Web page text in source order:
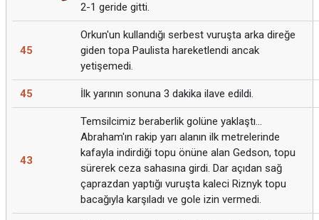
2-1 geride gitti.
45
Orkun'un kullandığı serbest vuruşta arka direğe
giden topa Paulista hareketlendi ancak
yetişemedi.
45 İlk yarının sonuna 3 dakika ilave edildi.
43
Temsilcimiz beraberlik golüne yaklaştı...
Abraham'ın rakip yarı alanın ilk metrelerinde
kafayla indirdiği topu önüne alan Gedson, topu
sürerek ceza sahasına girdi. Dar açıdan sağ
çaprazdan yaptığı vuruşta kaleci Riznyk topu
bacağıyla karşıladı ve gole izin vermedi.